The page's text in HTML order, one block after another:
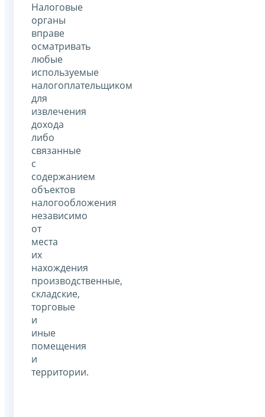
Налоговые
органы
вправе
осматривать
любые
используемые
налогоплательщиком
для
извлечения
дохода
либо
связанные
с
содержанием
объектов
налогообложения
независимо
от
места
их
нахождения
производственные,
складские,
торговые
и
иные
помещения
и
территории.